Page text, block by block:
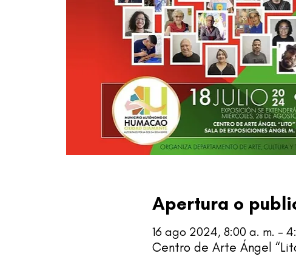
Apertura o
16 ago 2024, 8:00 a. m. –
Centro de Arte Ángel